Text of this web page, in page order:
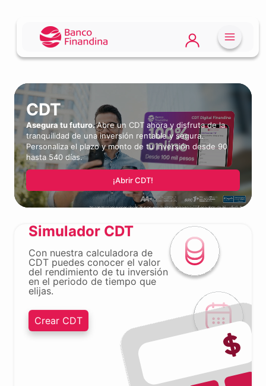
CDT
Asegura tu futuro.Abre un CDT ahora y disfruta de la
tranquilidad de una inversión rentable y segura.
Personaliza el plazo y monto de tu inversión desde 90
hasta 540 días.
¡Abrir CDT!
Simulador CDT
Con nuestra calculadora de
CDT puedes conocer el valor
del rendimiento de tu inversión
en el periodo de tiempo que
elijas.
Crear CDT